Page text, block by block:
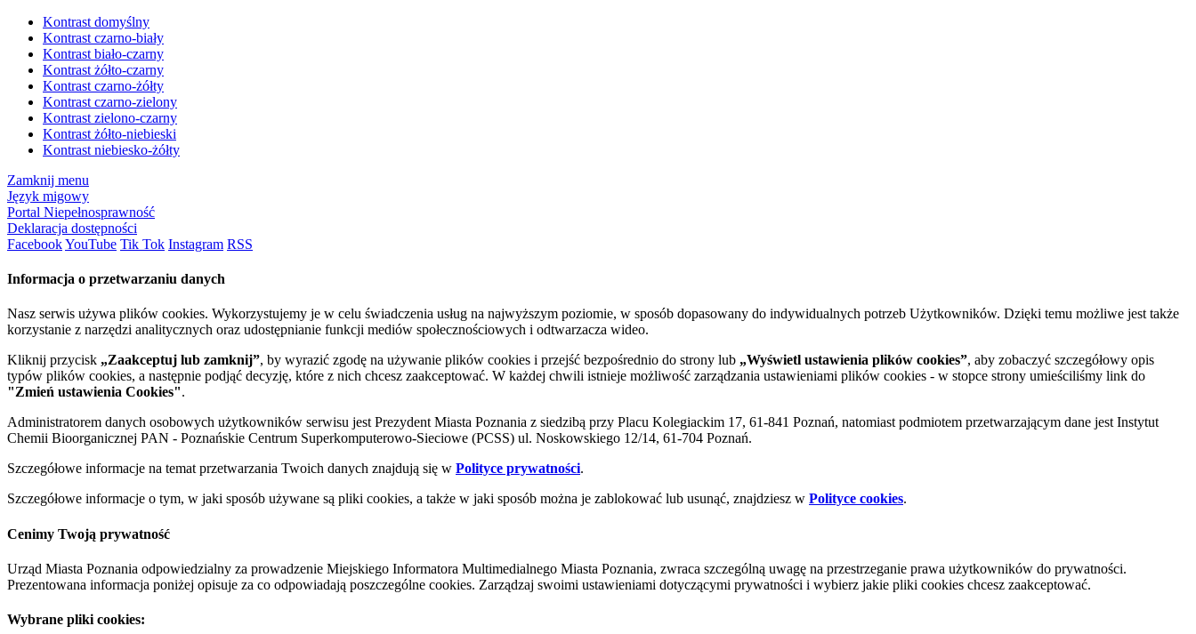
Kontrast domyślny
Kontrast czarno-biały
Kontrast biało-czarny
Kontrast żółto-czarny
Kontrast czarno-żółty
Kontrast czarno-zielony
Kontrast zielono-czarny
Kontrast żółto-niebieski
Kontrast niebiesko-żółty
Zamknij menu
Język migowy
Portal Niepełnosprawność
Deklaracja dostępności
FacebookYouTube Tik Tok Instagram RSS
Informacja o przetwarzaniu danych
Nasz serwis używa plików cookies. Wykorzystujemy je w celu świadczenia usług na najwyższym poziomie, w sposób dopasowany do indywidualnych potrzeb Użytkowników. Dzięki temu możliwe jest także
korzystanie z narzędzi analitycznych oraz udostępnianie funkcji mediów społecznościowych i odtwarzacza wideo.
Kliknij przycisk „Zaakceptuj lub zamknij”, by wyrazić zgodę na używanie plików cookies i przejść bezpośrednio do strony lub „Wyświetl ustawienia plików cookies”, aby zobaczyć szczegółowy opis
typów plików cookies, a następnie podjąć decyzję, które z nich chcesz zaakceptować. W każdej chwili istnieje możliwość zarządzania ustawieniami plików cookies - w stopce strony umieściliśmy link do
"Zmień ustawienia Cookies".
Administratorem danych osobowych użytkowników serwisu jest Prezydent Miasta Poznania z siedzibą przy Placu Kolegiackim 17, 61-841 Poznań, natomiast podmiotem przetwarzającym dane jest Instytut
Chemii Bioorganicznej PAN - Poznańskie Centrum Superkomputerowo-Sieciowe (PCSS) ul. Noskowskiego 12/14, 61-704 Poznań.
Szczegółowe informacje na temat przetwarzania Twoich danych znajdują się w Polityce prywatności.
Szczegółowe informacje o tym, w jaki sposób używane są pliki cookies, a także w jaki sposób można je zablokować lub usunąć, znajdziesz w Polityce cookies.
Cenimy Twoją prywatność
Urząd Miasta Poznania odpowiedzialny za prowadzenie Miejskiego Informatora Multimedialnego Miasta Poznania, zwraca szczególną uwagę na przestrzeganie prawa użytkowników do prywatności.
Prezentowana informacja poniżej opisuje za co odpowiadają poszczególne cookies. Zarządzaj swoimi ustawieniami dotyczącymi prywatności i wybierz jakie pliki cookies chcesz zaakceptować.
Wybrane pliki cookies: